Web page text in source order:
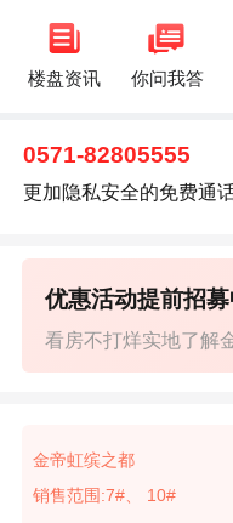
楼盘资讯 你问我答
0571-82805555
更加隐私安全的免费通
看房不打烊实地了解
优惠活动提前招
金帝虹缤之都
销售范围:7#、 10#